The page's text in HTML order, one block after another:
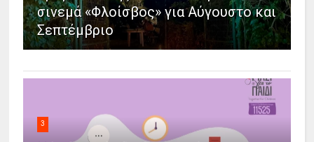
σινεμά «Φλοίσβος» για Αύγουστο και
Σεπτέμβριο
3